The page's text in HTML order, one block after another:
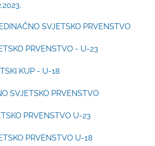
SVJETSKO PRVENSTVO
PRVENSTVO - U-23
KUP - U-18
SVJETSKO PRVENSTVO
PRVENSTVO U-23
PRVENSTVO U-18